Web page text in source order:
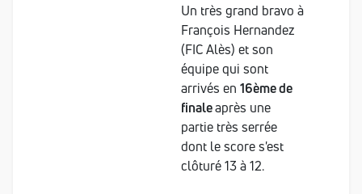
Un très grand bravo à
François Hernandez
(FIC Alès) et son
équipe qui sont
arrivés en 16ème de
finaleaprès une
partie très serrée
dont le score s'est
clôturé 13 à 12.